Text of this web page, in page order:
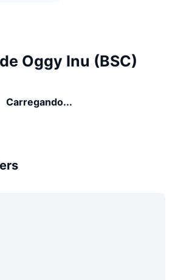
Oggy Inu (BSC)
Carregando...